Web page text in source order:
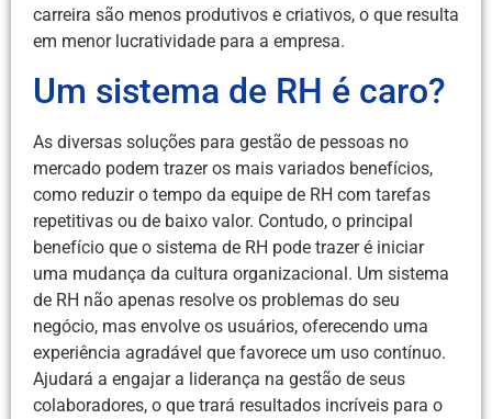
carreira são menos produtivos e criativos, o que resulta
em menor lucratividade para a empresa.
Um sistema de RH é caro?
As diversas soluções para gestão de pessoas no
mercado podem trazer os mais variados benefícios,
como reduzir o tempo da equipe de RH com tarefas
repetitivas ou de baixo valor. Contudo, o principal
benefício que o sistema de RH pode trazer é iniciar
uma mudança da cultura organizacional. Um sistema
de RH não apenas resolve os problemas do seu
negócio, mas envolve os usuários, oferecendo uma
experiência agradável que favorece um uso contínuo.
Ajudará a engajar a liderança na gestão de seus
colaboradores, o que trará resultados incríveis para o